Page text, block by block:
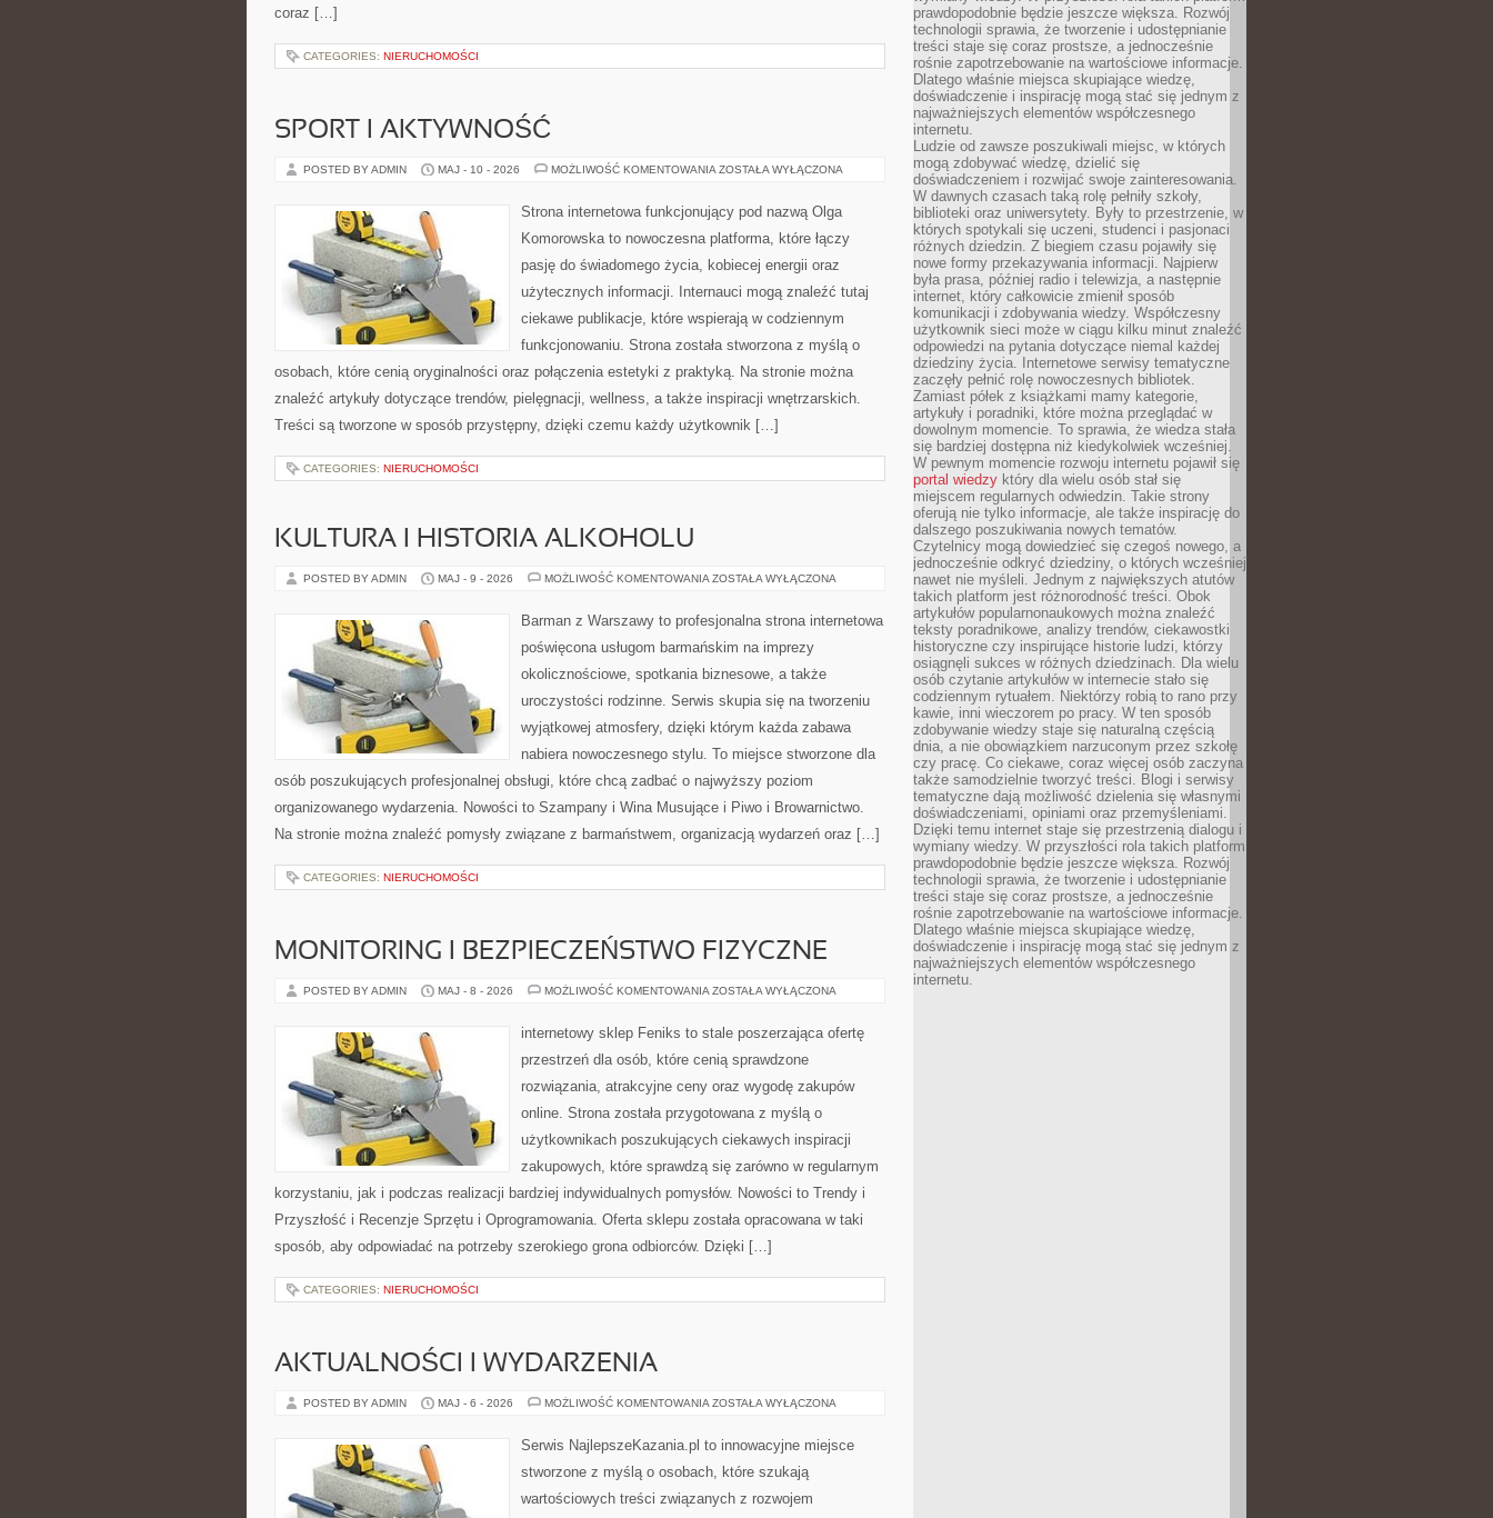
coraz […]
CATEGORIES: NIERUCHOMOŚCI
SPORT I AKTYWNOŚĆ
POSTED BY ADMIN MAJ - 10 - 2026 MOŻLIWOŚĆ KOMENTOWANIA SPORT
ZOSTAŁA WYŁĄCZONA
Strona internetowa funkcjonujący pod nazwą Olga
Komorowska to nowoczesna platforma, które łączy
pasję do świadomego życia, kobiecej energii oraz
użytecznych informacji. Internauci mogą znaleźć tutaj
ciekawe publikacje, które wspierają w codziennym
funkcjonowaniu. Strona została stworzona z myślą o
osobach, które cenią oryginalności oraz połączenia estetyki z praktyką. Na stronie można
znaleźć artykuły dotyczące trendów, pielęgnacji, wellness, a także inspiracji wnętrzarskich.
Treści są tworzone w sposób przystępny, dzięki czemu każdy użytkownik […]
CATEGORIES: NIERUCHOMOŚCI
KULTURA I HISTORIA ALKOHOLU
POSTED BY ADMIN MAJ - 9 - 2026 MOŻLIWOŚĆ KOMENTOWANIA KULTURA
ALKOHOLU
ZOSTAŁA WYŁĄCZONA
Barman z Warszawy to profesjonalna strona internetowa
poświęcona usługom barmańskim na imprezy
okolicznościowe, spotkania biznesowe, a także
uroczystości rodzinne. Serwis skupia się na tworzeniu
wyjątkowej atmosfery, dzięki którym każda zabawa
nabiera nowoczesnego stylu. To miejsce stworzone dla
osób poszukujących profesjonalnej obsługi, które chcą zadbać o najwyższy poziom
organizowanego wydarzenia. Nowości to Szampany i Wina Musujące i Piwo i Browarnictwo.
Na stronie można znaleźć pomysły związane z barmaństwem, organizacją wydarzeń oraz […]
CATEGORIES: NIERUCHOMOŚCI
MONITORING I BEZPIECZEŃSTWO FIZYCZNE
POSTED BY ADMIN MAJ - 8 - 2026 MOŻLIWOŚĆ KOMENTOWANIA MONITORING
FIZYCZNE
ZOSTAŁA WYŁĄCZONA
internetowy sklep Feniks to stale poszerzająca ofertę
przestrzeń dla osób, które cenią sprawdzone
rozwiązania, atrakcyjne ceny oraz wygodę zakupów
online. Strona została przygotowana z myślą o
użytkownikach poszukujących ciekawych inspiracji
zakupowych, które sprawdzą się zarówno w regularnym
korzystaniu, jak i podczas realizacji bardziej indywidualnych pomysłów. Nowości to Trendy i
Przyszłość i Recenzje Sprzętu i Oprogramowania. Oferta sklepu została opracowana w taki
sposób, aby odpowiadać na potrzeby szerokiego grona odbiorców. Dzięki […]
CATEGORIES: NIERUCHOMOŚCI
AKTUALNOŚCI I WYDARZENIA
POSTED BY ADMIN MAJ - 6 - 2026 MOŻLIWOŚĆ KOMENTOWANIA AKTUALNOŚCI
ZOSTAŁA WYŁĄCZONA
Serwis NajlepszeKazania.pl to innowacyjne miejsce
stworzone z myślą o osobach, które szukają
wartościowych treści związanych z rozwojem
prawdopodobnie będzie jeszcze większa. Rozwój
technologii sprawia, że tworzenie i udostępnianie
treści staje się coraz prostsze, a jednocześnie
rośnie zapotrzebowanie na wartościowe informacje.
Dlatego właśnie miejsca skupiające wiedzę,
doświadczenie i inspirację mogą stać się jednym z
najważniejszych elementów współczesnego
internetu.
Ludzie od zawsze poszukiwali miejsc, w których
mogą zdobywać wiedzę, dzielić się
doświadczeniem i rozwijać swoje zainteresowania.
W dawnych czasach taką rolę pełniły szkoły,
biblioteki oraz uniwersytety. Były to przestrzenie, w
których spotykali się uczeni, studenci i pasjonaci
różnych dziedzin. Z biegiem czasu pojawiły się
nowe formy przekazywania informacji. Najpierw
była prasa, później radio i telewizja, a następnie
internet, który całkowicie zmienił sposób
komunikacji i zdobywania wiedzy. Współczesny
użytkownik sieci może w ciągu kilku minut znaleźć
odpowiedzi na pytania dotyczące niemal każdej
dziedziny życia. Internetowe serwisy tematyczne
zaczęły pełnić rolę nowoczesnych bibliotek.
Zamiast półek z książkami mamy kategorie,
artykuły i poradniki, które można przeglądać w
dowolnym momencie. To sprawia, że wiedza stała
się bardziej dostępna niż kiedykolwiek wcześniej.
W pewnym momencie rozwoju internetu pojawił się
portal wiedzy który dla wielu osób stał się
miejscem regularnych odwiedzin. Takie strony
oferują nie tylko informacje, ale także inspirację do
dalszego poszukiwania nowych tematów.
Czytelnicy mogą dowiedzieć się czegoś nowego, a
jednocześnie odkryć dziedziny, o których wcześniej
nawet nie myśleli. Jednym z największych atutów
takich platform jest różnorodność treści. Obok
artykułów popularnonaukowych można znaleźć
teksty poradnikowe, analizy trendów, ciekawostki
historyczne czy inspirujące historie ludzi, którzy
osiągnęli sukces w różnych dziedzinach. Dla wielu
osób czytanie artykułów w internecie stało się
codziennym rytuałem. Niektórzy robią to rano przy
kawie, inni wieczorem po pracy. W ten sposób
zdobywanie wiedzy staje się naturalną częścią
dnia, a nie obowiązkiem narzuconym przez szkołę
czy pracę. Co ciekawe, coraz więcej osób zaczyna
także samodzielnie tworzyć treści. Blogi i serwisy
tematyczne dają możliwość dzielenia się własnymi
doświadczeniami, opiniami oraz przemyśleniami.
Dzięki temu internet staje się przestrzenią dialogu i
wymiany wiedzy. W przyszłości rola takich platform
prawdopodobnie będzie jeszcze większa. Rozwój
technologii sprawia, że tworzenie i udostępnianie
treści staje się coraz prostsze, a jednocześnie
rośnie zapotrzebowanie na wartościowe informacje.
Dlatego właśnie miejsca skupiające wiedzę,
doświadczenie i inspirację mogą stać się jednym z
najważniejszych elementów współczesnego
internetu.